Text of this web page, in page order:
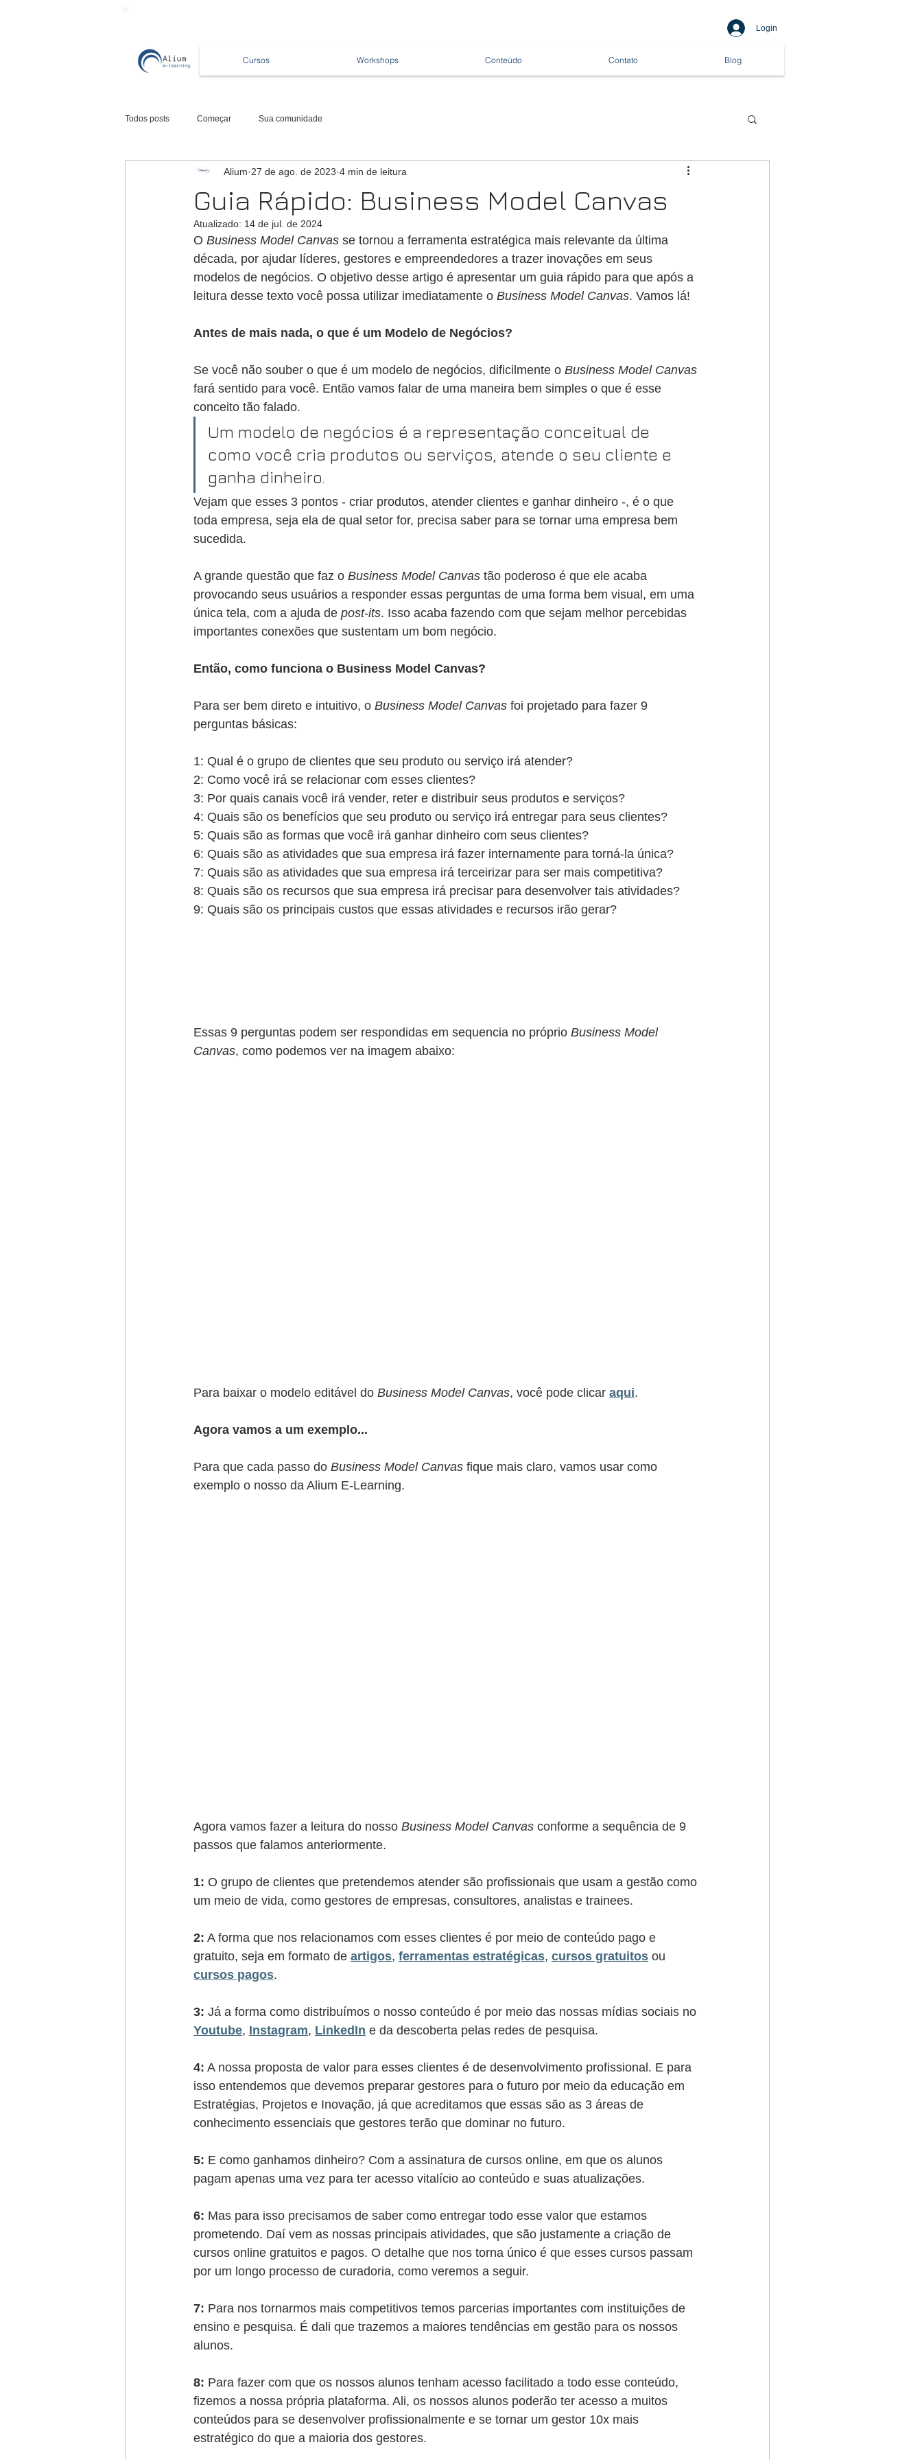
Login
Cursos Workshops Conteúdo Contato Blog
Todos posts Começar Sua comunidade
Guia Rápido: Business Model Canvas
Alium 27 de ago. de 2023 4 min de leitura
Atualizado: 14 de jul. de 2024
O Business Model Canvas se tornou a ferramenta estratégica mais relevante da última
década, por ajudar líderes, gestores e empreendedores a trazer inovações em seus
modelos de negócios. O objetivo desse artigo é apresentar um guia rápido para que após a
leitura desse texto você possa utilizar imediatamente o Business Model Canvas. Vamos lá!
Antes de mais nada, o que é um Modelo de Negócios?
Se você não souber o que é um modelo de negócios, dificilmente o Business Model Canvas
fará sentido para você. Então vamos falar de uma maneira bem simples o que é esse
conceito tão falado.
Um modelo de negócios é a representação conceitual de
como você cria produtos ou serviços, atende o seu cliente e
ganha dinheiro.
Vejam que esses 3 pontos - criar produtos, atender clientes e ganhar dinheiro -, é o que
toda empresa, seja ela de qual setor for, precisa saber para se tornar uma empresa bem
sucedida.
A grande questão que faz o Business Model Canvas tão poderoso é que ele acaba
provocando seus usuários a responder essas perguntas de uma forma bem visual, em uma
única tela, com a ajuda de post-its. Isso acaba fazendo com que sejam melhor percebidas
importantes conexões que sustentam um bom negócio.
Então, como funciona o Business Model Canvas?
Para ser bem direto e intuitivo, o Business Model Canvas foi projetado para fazer 9
perguntas básicas:
1: Qual é o grupo de clientes que seu produto ou serviço irá atender?
2: Como você irá se relacionar com esses clientes?
3: Por quais canais você irá vender, reter e distribuir seus produtos e serviços?
4: Quais são os benefícios que seu produto ou serviço irá entregar para seus clientes?
5: Quais são as formas que você irá ganhar dinheiro com seus clientes?
6: Quais são as atividades que sua empresa irá fazer internamente para torná-la única?
7: Quais são as atividades que sua empresa irá terceirizar para ser mais competitiva?
8: Quais são os recursos que sua empresa irá precisar para desenvolver tais atividades?
9: Quais são os principais custos que essas atividades e recursos irão gerar?
Essas 9 perguntas podem ser respondidas em sequencia no próprio Business Model
Canvas, como podemos ver na imagem abaixo:
Para baixar o modelo editável do Business Model Canvas, você pode clicar aqui.
Agora vamos a um exemplo...
Para que cada passo do Business Model Canvas fique mais claro, vamos usar como
exemplo o nosso da Alium E-Learning.
Agora vamos fazer a leitura do nosso Business Model Canvas conforme a sequência de 9
passos que falamos anteriormente.
1: O grupo de clientes que pretendemos atender são profissionais que usam a gestão como
um meio de vida, como gestores de empresas, consultores, analistas e trainees.
2: A forma que nos relacionamos com esses clientes é por meio de conteúdo pago e
gratuito, seja em formato de artigos, ferramentas estratégicas, cursos gratuitos ou
cursos pagos.
3: Já a forma como distribuímos o nosso conteúdo é por meio das nossas mídias sociais no
Youtube, Instagram, LinkedIn e da descoberta pelas redes de pesquisa.
4: A nossa proposta de valor para esses clientes é de desenvolvimento profissional. E para
isso entendemos que devemos preparar gestores para o futuro por meio da educação em
Estratégias, Projetos e Inovação, já que acreditamos que essas são as 3 áreas de
conhecimento essenciais que gestores terão que dominar no futuro.
5: E como ganhamos dinheiro? Com a assinatura de cursos online, em que os alunos
pagam apenas uma vez para ter acesso vitalício ao conteúdo e suas atualizações.
6: Mas para isso precisamos de saber como entregar todo esse valor que estamos
prometendo. Daí vem as nossas principais atividades, que são justamente a criação de
cursos online gratuitos e pagos. O detalhe que nos torna único é que esses cursos passam
por um longo processo de curadoria, como veremos a seguir.
7: Para nos tornarmos mais competitivos temos parcerias importantes com instituições de
ensino e pesquisa. É dali que trazemos a maiores tendências em gestão para os nossos
alunos.
8: Para fazer com que os nossos alunos tenham acesso facilitado a todo esse conteúdo,
fizemos a nossa própria plataforma. Ali, os nossos alunos poderão ter acesso a muitos
conteúdos para se desenvolver profissionalmente e se tornar um gestor 10x mais
estratégico do que a maioria dos gestores.